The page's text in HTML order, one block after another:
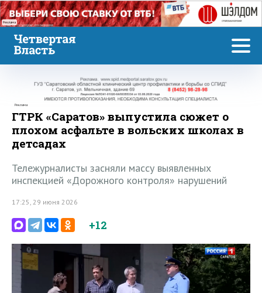
Реклама
Реклама
ГТРК «Саратов» выпустила сюжет о
плохом асфальте в вольских школах в
детсадах
Тележурналисты засняли массу выявленных
инспекцией «Дорожного контроля» нарушений
17:25, 29 июня 2026
+12